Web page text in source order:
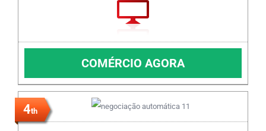
COMÉRCIO AGORA
4th